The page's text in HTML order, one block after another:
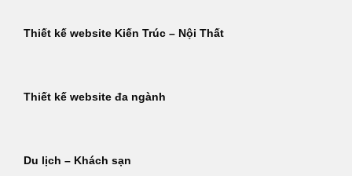
Thiết kế website Kiến Trúc – Nội Thất
Thiết kế website đa ngành
Du lịch – Khách sạn